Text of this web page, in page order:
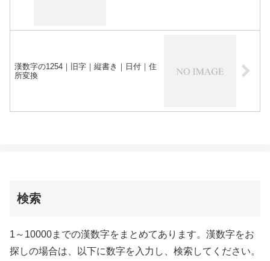
漢数字の1254｜旧字｜縦書き｜日付｜住
所変換
検索
1～10000までの漢数字をまとめてあります。漢数字をお
探しの場合は、以下に数字を入力し、検索してください。